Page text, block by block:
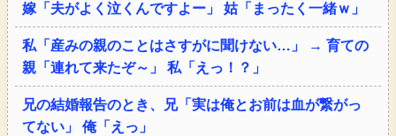
嫁「夫がよく泣くんですよー」 姑「まったく一緒ｗ」
私「産みの親のことはさすがに聞けない…」 → 育ての
親「連れて来たぞ～」 私「えっ！？」
兄の結婚報告のとき、兄「実は俺とお前は血が繋がっ
てない」 俺「えっ」